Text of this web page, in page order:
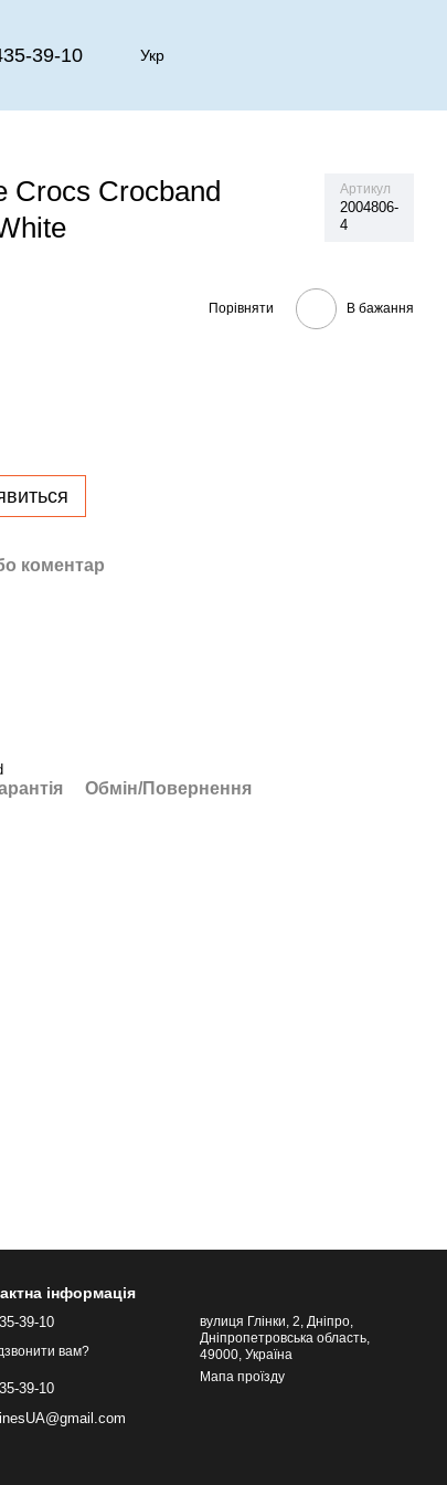
39-10 Укр
Crocs Crocband
Артикул
2004806-
4
Порівняти В бажання
коментар
Обмін/Повернення
інформація
39-10
вам?
39-10
вулиця Глінки, 2, Дніпро,
Дніпропетровська область,
49000, Україна
Мапа проїзду